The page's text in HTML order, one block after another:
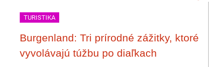
TURISTIKA
Burgenland: Tri prírodné zážitky, ktoré
vyvolávajú túžbu po diaľkach